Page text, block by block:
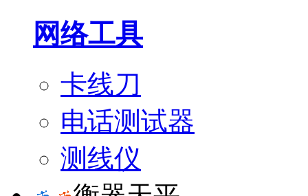
网络工具
卡线刀
电话测试器
测线仪